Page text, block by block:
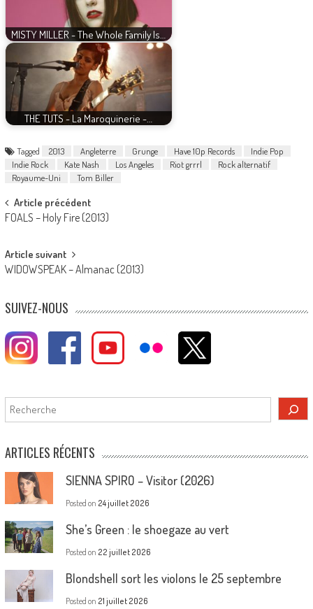
MISTY MILLER - The Whole Family Is…
THE TUTS - La Maroquinerie -…
Tagged 2013 Angleterre Grunge Have 10p Records
Indie Pop
Indie Rock
Kate Nash Los Angeles Riot grrrl
Rock alternatif
Royaume-Uni
Tom Biller
Post
navigation
Article précédent
FOALS – Holy Fire (2013)
Article suivant
WIDOWSPEAK – Almanac (2013)
SUIVEZ-NOUS
Rechercher
ARTICLES RÉCENTS
SIENNA SPIRO – Visitor (2026)
Posted on 24 juillet 2026
She’s Green : le shoegaze au vert
Posted on 22 juillet 2026
Blondshell sort les violons le 25 septembre
Posted on 21 juillet 2026